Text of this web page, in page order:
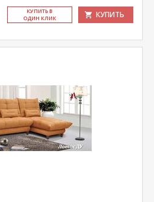
КУ­ПИТЬ В
ОДИН КЛИК
КУПИТЬ